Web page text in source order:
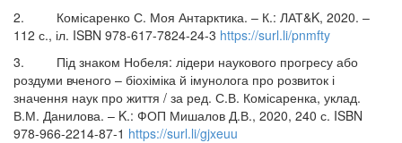
2. Комісаренко С. Моя Антарктика. – К.: ЛАТ&K, 2020. –
112 с., іл. ISBN 978-617-7824-24-3 https://surl.li/pnmfty
3. Під знаком Нобеля: лідери наукового прогресу або
роздуми вченого – біохіміка й імунолога про розвиток і
значення наук про життя / за ред. С.В. Комісаренка, уклад.
В.М. Данилова. – K.: ФОП Мишалов Д.В., 2020, 240 с. ISBN
978-966-2214-87-1 https://surl.li/gjxeuu